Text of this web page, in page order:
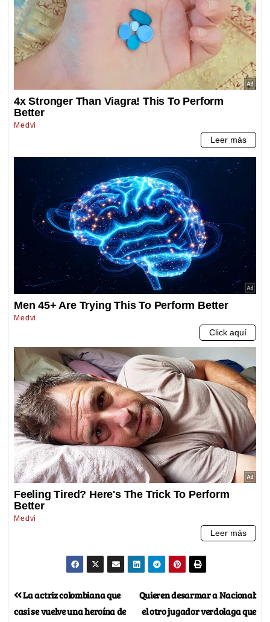
Quieren desarmar a Nacional:
el otro jugador verdolaga que
La actriz colombiana que
casi se vuelve una heroína de